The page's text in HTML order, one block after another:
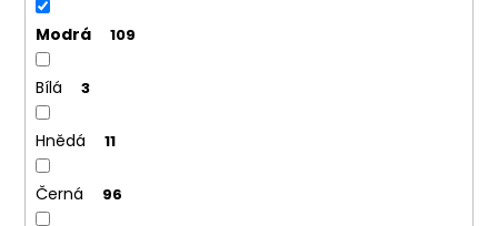
Modrá 109
Bílá 3
Hnědá 11
Černá 96